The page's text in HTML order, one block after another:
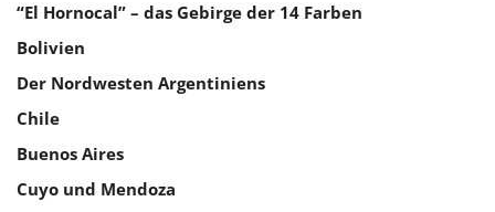
“El Hornocal” – das Gebirge der 14 Farben
Bolivien
Der Nordwesten Argentiniens
Chile
Buenos Aires
Cuyo und Mendoza